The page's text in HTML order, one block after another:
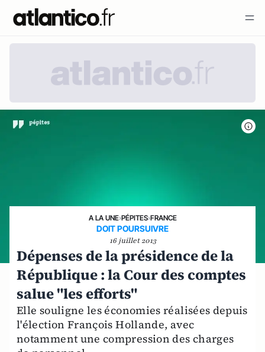
A LA UNE›PÉPITES›FRANCE
DOIT POURSUIVRE
16 juillet 2013
Dépenses de la présidence de la
République : la Cour des comptes
salue "les efforts"
Elle souligne les économies réalisées depuis
l'élection François Hollande, avec
notamment une compression des charges